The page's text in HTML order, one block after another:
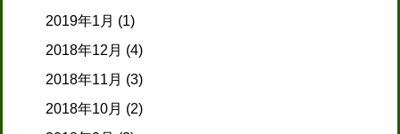
2019年1月 (1)
2018年12月 (4)
2018年11月 (3)
2018年10月 (2)